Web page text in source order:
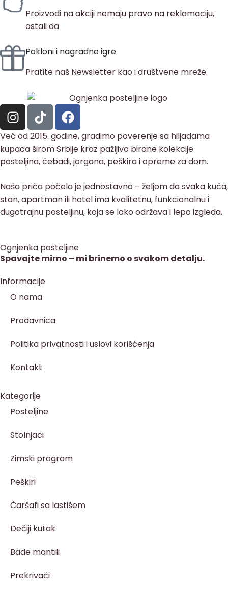
Proizvodi na akciji nemaju pravo na reklamaciju,
ostali da
Pokloni i nagradne igre
Pratite naš Newsletter kao i društvene mreže.
Već od 2015. godine, gradimo poverenje sa hiljadama
kupaca širom Srbije kroz pažljivo birane kolekcije
posteljina, ćebadi, jorgana, peškira i opreme za dom.
Naša priča počela je jednostavno – željom da svaka kuća,
stan, apartman ili hotel ima kvalitetnu, funkcionalnu i
dugotrajnu posteljinu, koja se lako održava i lepo izgleda.
Ognjenka posteljine
Spavajte mirno – mi brinemo o svakom detalju.
Informacije
O nama
Prodavnica
Politika privatnosti i uslovi korišćenja
Kontakt
Kategorije
Posteljine
Stolnjaci
Zimski program
Peškiri
Čaršafi sa lastišem
Dečiji kutak
Bade mantili
Prekrivači